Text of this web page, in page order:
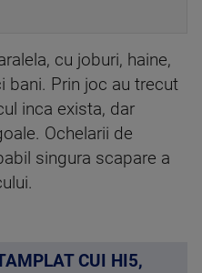
cu joburi, haine,
bani. Prin joc au trecut
inca exista, dar
Ochelarii de
singura scapare a
CUI HI5,